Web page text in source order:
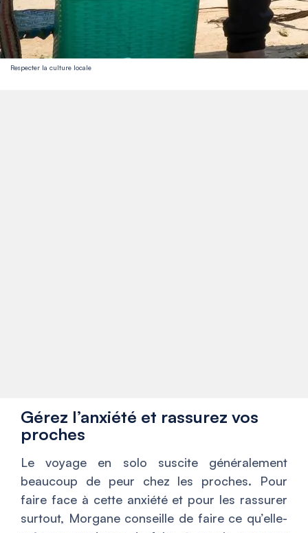
Respecter la culture locale
Gérez l’anxiété et rassurez vos
proches
Le voyage en solo suscite généralement
beaucoup de peur chez les proches. Pour
faire face à cette anxiété et pour les rassurer
surtout, Morgane conseille de faire ce qu’elle-